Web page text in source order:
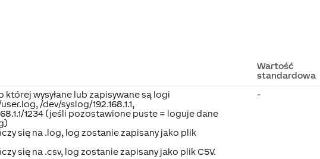
Wartość
standardowa
której wysyłane lub zapisywane są logi
/dev/syslog/192.168.1.1,
1234 (jeśli pozostawione puste = loguje dane
się na .log, log zostanie zapisany jako plik
się na .csv, log zostanie zapisany jako plik CSV.
-